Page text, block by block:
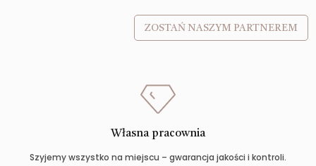
ZOSTAŃ NASZYM PARTNEREM
Własna pracownia
Szyjemy wszystko na miejscu – gwarancja jakości i kontroli.